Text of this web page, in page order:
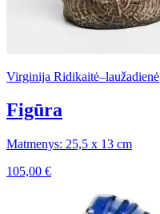
Virginija Ridikaitė–laužadienė
Figūra
Matmenys: 25,5 x 13 cm
105,00 €